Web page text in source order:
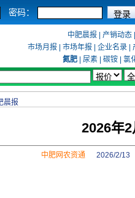
密码：
中肥晨报 产销动态
市场月报
市场年报 企业名录
氮肥
尿素 碳铵
氯
晨报
2026年
中肥网农资通 2026/2/13